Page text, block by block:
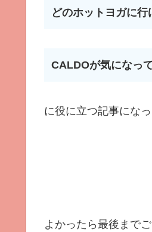
どのホットヨガに
CALDOが気になっ
に役に立つ記事になっ
よかったら最後まで